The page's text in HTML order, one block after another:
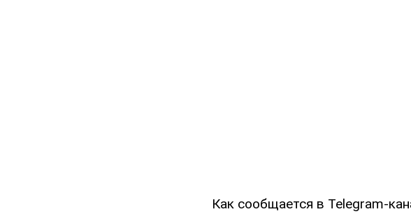
Как сообщается в Telegram-